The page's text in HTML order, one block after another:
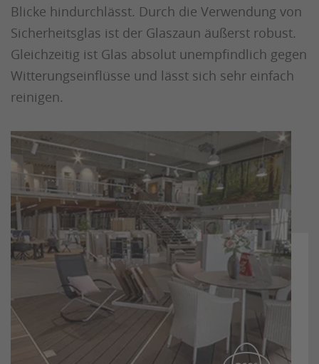
Blicke hindurchlässt. Durch die Verwendung von
Sicherheitsglas ist der Glaszaun äußerst robust.
Gleichzeitig ist Glas absolut unempfindlich gegen
Witterungseinflüsse und lässt sich sehr einfach
reinigen.